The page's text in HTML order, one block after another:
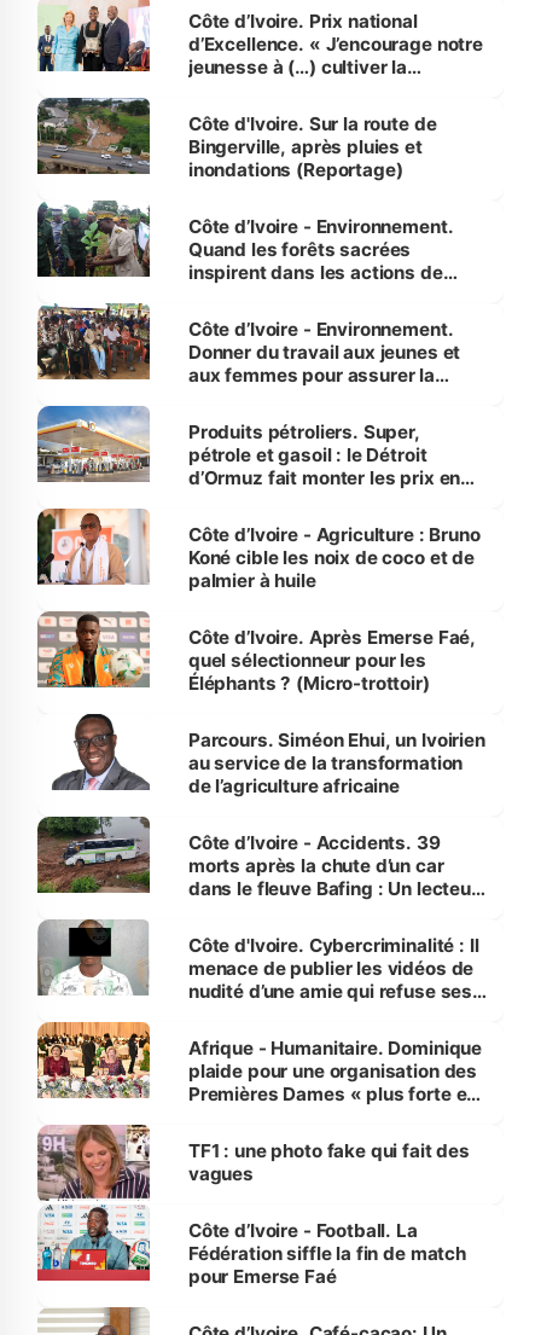
Côte d’Ivoire. Prix national
d’Excellence. « J’encourage notre
jeunesse à (…) cultiver la
(Alassane Ouattara
Côte d'Ivoire. Sur la route de
Bingerville, après pluies et
inondations (Reportage)
Côte d’Ivoire - Environnement.
Quand les forêts sacrées
inspirent dans les actions de
Côte d’Ivoire - Environnement.
Donner du travail aux jeunes et
aux femmes pour assurer la
menacées
Produits pétroliers. Super,
pétrole et gasoil : le Détroit
d’Ormuz fait monter les prix en
Côte d’Ivoire - Agriculture : Bruno
Koné cible les noix de coco et de
palmier à huile
Côte d’Ivoire. Après Emerse Faé,
quel sélectionneur pour les
Éléphants ? (Micro-trottoir)
Parcours. Siméon Ehui, un Ivoirien
au service de la transformation
de l’agriculture africaine
Côte d’Ivoire - Accidents. 39
morts après la chute d’un car
dans le fleuve Bafing : Un lecteur
des Transports
Côte d'Ivoire. Cybercriminalité : Il
menace de publier les vidéos de
nudité d’une amie qui refuse ses
Afrique - Humanitaire. Dominique
plaide pour une organisation des
Premières Dames « plus forte et
sur la scène internationale »
TF1 : une photo fake qui fait des
vagues
Côte d’Ivoire - Football. La
Fédération siffle la fin de match
pour Emerse Faé